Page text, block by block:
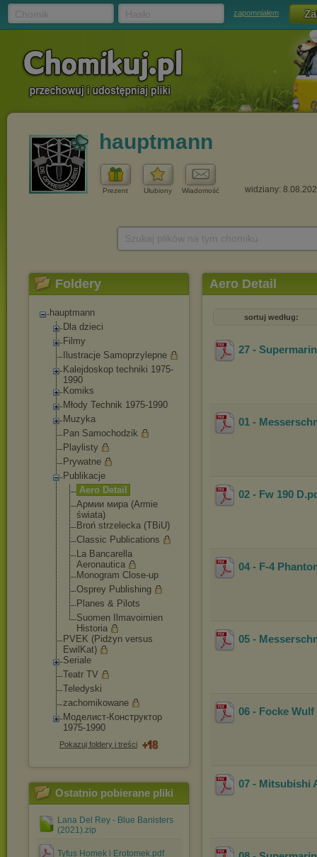
zapomniałem
hauptmann
Prezent Ulubiony Wiadomość widziany:
Foldery
hauptmann
Dla dzieci
Filmy
Ilustracje Samoprzylepne
Kalejdoskop techniki 1975-
1990
Komiks
Młody Technik 1975-1990
Muzyka
Pan Samochodzik
Playlisty
Prywatne
Publikacje
Aero Detail
Aрмии мира (Armie
świata)
Broń strzelecka (TBiU)
Classic Publications
La Bancarella
Aeronautica
Monogram Close-up
Osprey Publishing
Planes & Pilots
Suomen Ilmavoimien
Historia
PVEK (Pidżyn versus
EwilKat)
Seriale
Teatr TV
Teledyski
zachomikowane
Моделист-Конструктор
1975-1990
Pokazuj foldery i treści
Ostatnio pobierane pliki
Lana Del Rey - Blue Banisters
(2021).zip
Tyfus Homek i Erotomek.pdf
Aero Detail
sortuj według:
27 -
01 -
02 - Fw 190 D
04 - F-4
05 -
06 - Focke Wulf
07 - Mitsubishi